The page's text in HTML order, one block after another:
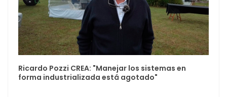
Ricardo Pozzi CREA: "Manejar los sistemas en
forma industrializada está agotado"